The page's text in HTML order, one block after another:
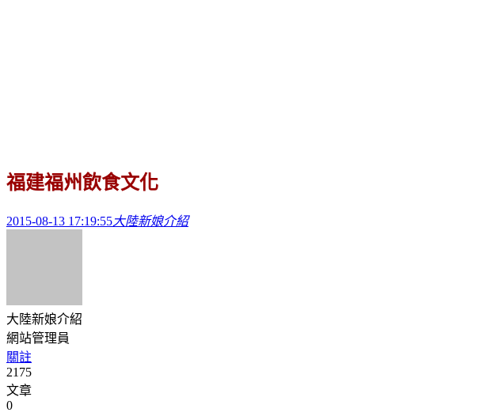
福建福州飲食文化
2015-08-13 17:19:55大陸新娘介紹
大陸新娘介紹
網站管理員
關註
2175
文章
0